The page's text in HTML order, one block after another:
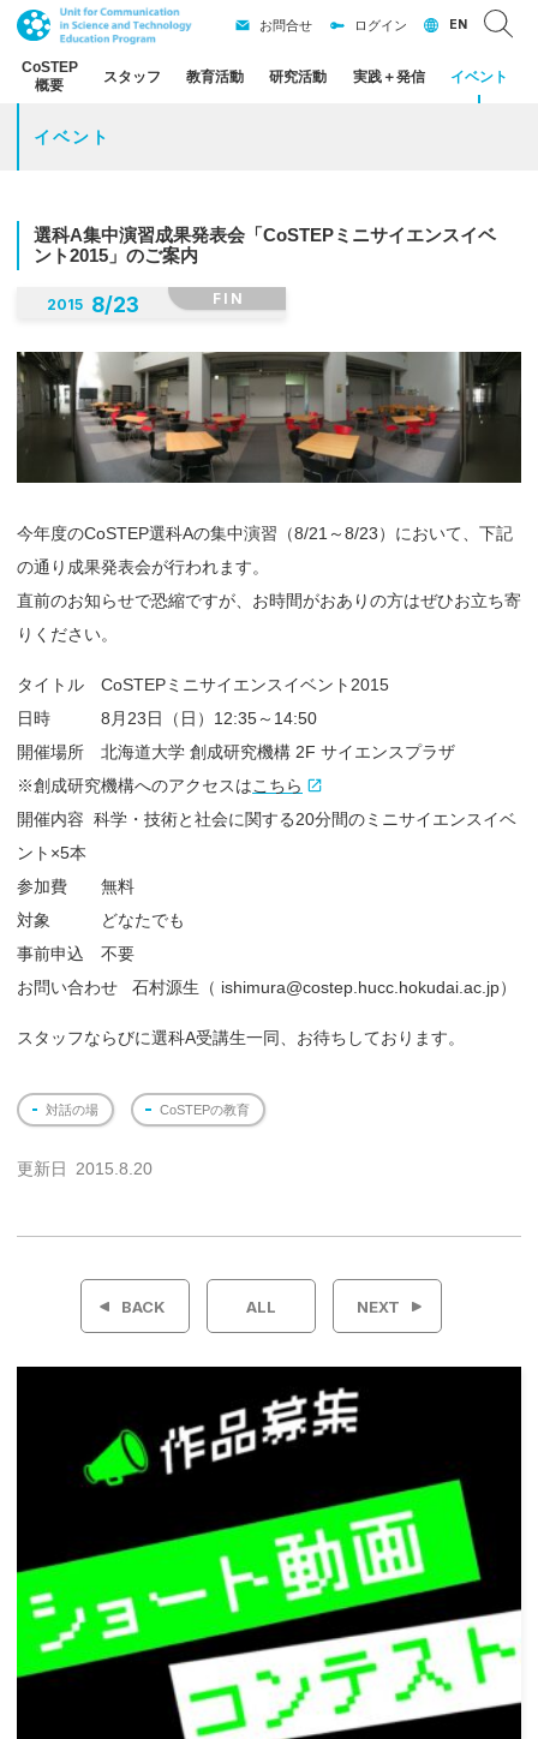
CoSTEP
概要
スタッフ 教育活動 研究活動 実践＋発信 イベント
お問合せ ログイン EN
イベント
選科A集中演習成果発表会 「CoSTEPミニサイエンスイベ
ント2015」 のご案内
FIN
2015 8/23
今年度のCoSTEP選科Aの集中演習（8/21～8/23）において、下記
の通り成果発表会が行われます。
直前のお知らせで恐縮ですが、お時間がおありの方はぜひお立ち寄
りください。
タイトル CoSTEPミニサイエンスイベント2015
日時 8月23日（日）12:35～14:50
開催場所 北海道大学 創成研究機構 2F サイエンスプラザ
※創成研究機構へのアクセスはこちら
開催内容 科学・技術と社会に関する20分間のミニサイエンスイベ
ント×5本
参加費 無料
対象 どなたでも
事前申込 不要
お問い合わせ 石村源生（ ishimura@costep.hucc.hokudai.ac.jp）
スタッフならびに選科A受講生一同、お待ちしております。
対話の場 CoSTEPの教育
更新日 2015.8.20
投
ョ
ン
BACK ALL NEXT